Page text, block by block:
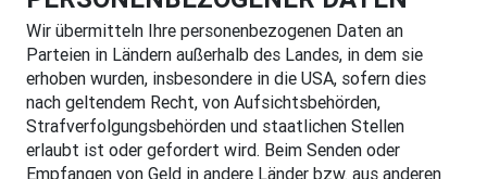
Wir übermitteln Ihre personenbezogenen Daten an
Parteien in Ländern außerhalb des Landes, in dem sie
erhoben wurden, insbesondere in die USA, sofern dies
nach geltendem Recht, von Aufsichtsbehörden,
Strafverfolgungsbehörden und staatlichen Stellen
erlaubt ist oder gefordert wird. Beim Senden oder
Empfangen von Geld in andere Länder bzw. aus anderen